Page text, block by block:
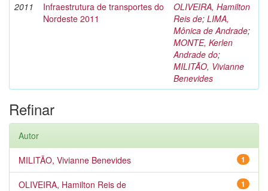
2011
Infraestrutura de transportes do
Nordeste 2011
OLIVEIRA, Hamilton
Reis de; LIMA,
Mônica de Andrade;
MONTE, Kerlen
Andrade do;
MILITÃO, Vivianne
Benevides
Refinar
Autor
1
MILITÃO, Vivianne Benevides
1
OLIVEIRA, Hamilton Reis de